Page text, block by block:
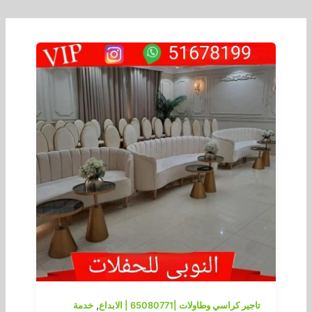
تاجير كراسي وطاولات |65080771 | الابداع ,خدمة